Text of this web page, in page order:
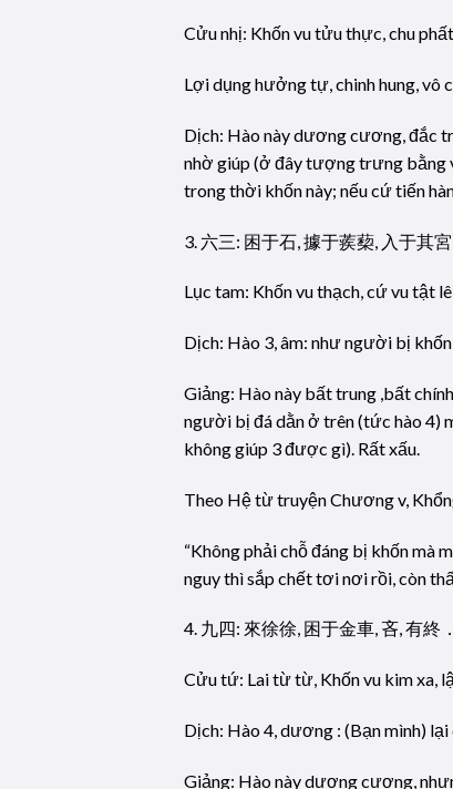
Cửu nhị: Khốn vu tửu thực, chu
Lợi dụng hưởng tự, chinh hung, vô
Dịch: Hào này dương cương, đắc
nhờ giúp (ở đây tượng trưng bằng
trong thời khốn này; nếu cứ tiến
3. 六三: 困于石, 據于蒺蔾, 入于其宮
Lục tam: Khốn vu thạch, cứ vu tật
Dịch: Hào 3, âm: như người bị
Giảng: Hào này bất trung ,bất
người bị đá dằn ở trên (tức hào 4)
không giúp 3 được gì). Rất xấu.
Theo Hệ từ truyện Chương v,
“Không phải chỗ đáng bị khốn mà
nguy thì sắp chết tơi nơi rồi, còn
4. 九四: 來徐徐, 困于金車, 吝, 有終．
Cửu tứ: Lai từ từ, Khốn vu kim xa,
Dịch: Hào 4, dương : (Bạn mình)
Giảng: Hào này dương cương,